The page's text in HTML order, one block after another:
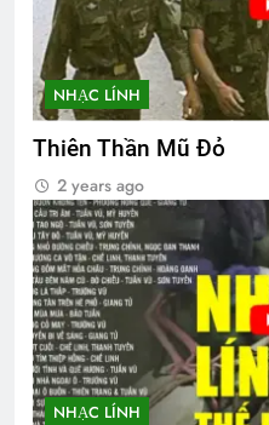
NHẠC LÍNH
Thiên Thần Mũ Đỏ
2 years ago
NHẠC LÍNH